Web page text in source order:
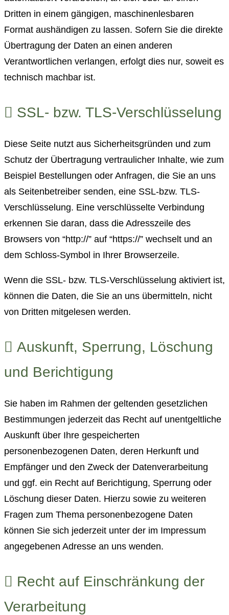
Dritten in einem gängigen, maschinenlesbaren
Format aushändigen zu lassen. Sofern Sie die direkte
Übertragung der Daten an einen anderen
Verantwortlichen verlangen, erfolgt dies nur, soweit es
technisch machbar ist.
SSL- bzw. TLS-Verschlüsselung
Diese Seite nutzt aus Sicherheitsgründen und zum
Schutz der Übertragung vertraulicher Inhalte, wie zum
Beispiel Bestellungen oder Anfragen, die Sie an uns
als Seitenbetreiber senden, eine SSL-bzw. TLS-
Verschlüsselung. Eine verschlüsselte Verbindung
erkennen Sie daran, dass die Adresszeile des
Browsers von “http://” auf “https://” wechselt und an
dem Schloss-Symbol in Ihrer Browserzeile.
Wenn die SSL- bzw. TLS-Verschlüsselung aktiviert ist,
können die Daten, die Sie an uns übermitteln, nicht
von Dritten mitgelesen werden.
Auskunft, Sperrung, Löschung
und Berichtigung
Sie haben im Rahmen der geltenden gesetzlichen
Bestimmungen jederzeit das Recht auf unentgeltliche
Auskunft über Ihre gespeicherten
personenbezogenen Daten, deren Herkunft und
Empfänger und den Zweck der Datenverarbeitung
und ggf. ein Recht auf Berichtigung, Sperrung oder
Löschung dieser Daten. Hierzu sowie zu weiteren
Fragen zum Thema personenbezogene Daten
können Sie sich jederzeit unter der im Impressum
angegebenen Adresse an uns wenden.
Recht auf Einschränkung der
Verarbeitung